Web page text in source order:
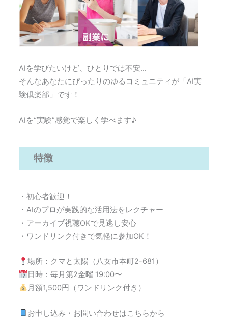
AIを学びたいけど、ひとりでは不安…
そんなあなたにぴったりのゆるコミュニティが「AI実
験倶楽部」です！
AIを“実験”感覚で楽しく学べます♪
特徴
・初心者歓迎！
・AIのプロが実践的な活用法をレクチャー
・アーカイブ視聴OKで見逃し安心
・ワンドリンク付きで気軽に参加OK！
場所：クマと太陽（八女市本町2-681）
日時：毎月第2金曜 19:00〜
月額1,500円（ワンドリンク付き）
お申し込み・お問い合わせはこちらから